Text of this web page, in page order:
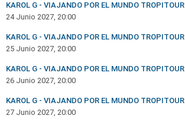
KAROL G - VIAJANDO POR EL MUNDO TROPITOUR
24 Junio 2027, 20:00
KAROL G - VIAJANDO POR EL MUNDO TROPITOUR
25 Junio 2027, 20:00
KAROL G - VIAJANDO POR EL MUNDO TROPITOUR
26 Junio 2027, 20:00
KAROL G - VIAJANDO POR EL MUNDO TROPITOUR
27 Junio 2027, 20:00